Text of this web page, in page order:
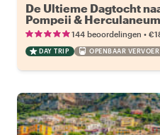
De Ultieme Dagtocht
Pompeii & Herculaneum
144 beoordelingen •
DAY TRIP OPENBAAR VERVOER